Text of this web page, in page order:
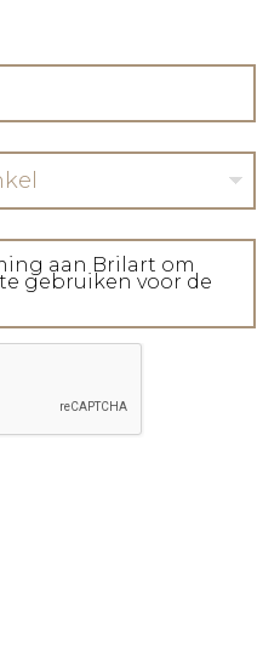
aan Brilart om
gebruiken voor de